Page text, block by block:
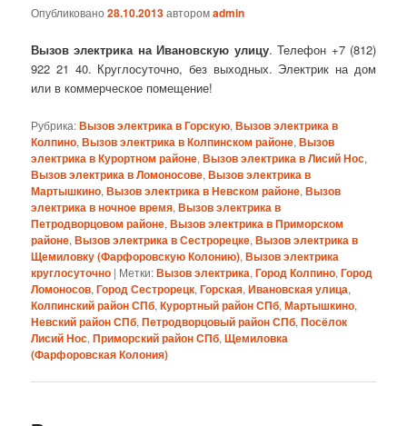
Опубликовано28.10.2013авторомadmin
Вызов электрика на Ивановскую улицу. Телефон +7 (812)
922 21 40. Круглосуточно, без выходных. Электрик на дом
или в коммерческое помещение!
Рубрика:Вызов электрика в Горскую,Вызов электрика в
Колпино,Вызов электрика в Колпинском районе,Вызов
электрика в Курортном районе,Вызов электрика в Лисий Нос,
Вызов электрика в Ломоносове,Вызов электрика в
Мартышкино,Вызов электрика в Невском районе,Вызов
электрика в ночное время,Вызов электрика в
Петродворцовом районе,Вызов электрика в Приморском
районе,Вызов электрика в Сестрорецке,Вызов электрика в
Щемиловку (Фарфоровскую Колонию),Вызов электрика
круглосуточно | Метки:Вызов электрика,Город Колпино,Город
Ломоносов,Город Сестрорецк,Горская,Ивановская улица,
Колпинский район СПб,Курортный район СПб,Мартышкино,
Невский район СПб,Петродворцовый район СПб,Посёлок
Лисий Нос,Приморский район СПб,Щемиловка
(Фарфоровская Колония)